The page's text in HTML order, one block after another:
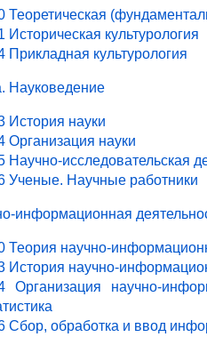
Теоретическая
Историческая культурология
Прикладная культурология
Науковедение
История науки
Организация науки
Научно-исследовательская
Ученые. Научные работники
информационная
Теория научно-
История научно-
Организация научно-
Сбор, обработка и ввод